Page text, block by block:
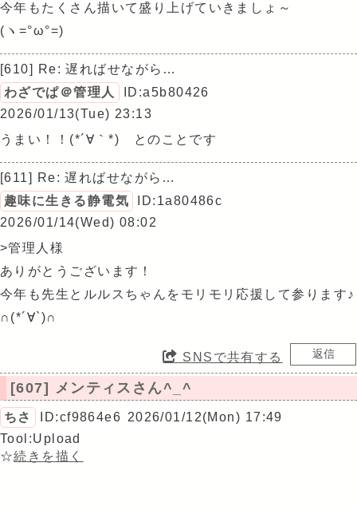
今年もたくさん描いて盛り上げていきましょ～
(ヽ=°ω°=)
[610] Re: 遅ればせながら…
わざでぱ＠管理人
ID:a5b80426
2026/01/13(Tue) 23:13
うまい！！(*´∀｀*) とのことです
[611] Re: 遅ればせながら…
趣味に生きる静電気
ID:1a80486c
2026/01/14(Wed) 08:02
>管理人様
ありがとうございます！
今年も先生とルルスちゃんをモリモリ応援して参ります♪
∩(*´∀`)∩
SNSで共有する
[607] メンティスさん^_^
ちさ ID:cf9864e6 2026/01/12(Mon) 17:49
Tool:Upload
☆続きを描く